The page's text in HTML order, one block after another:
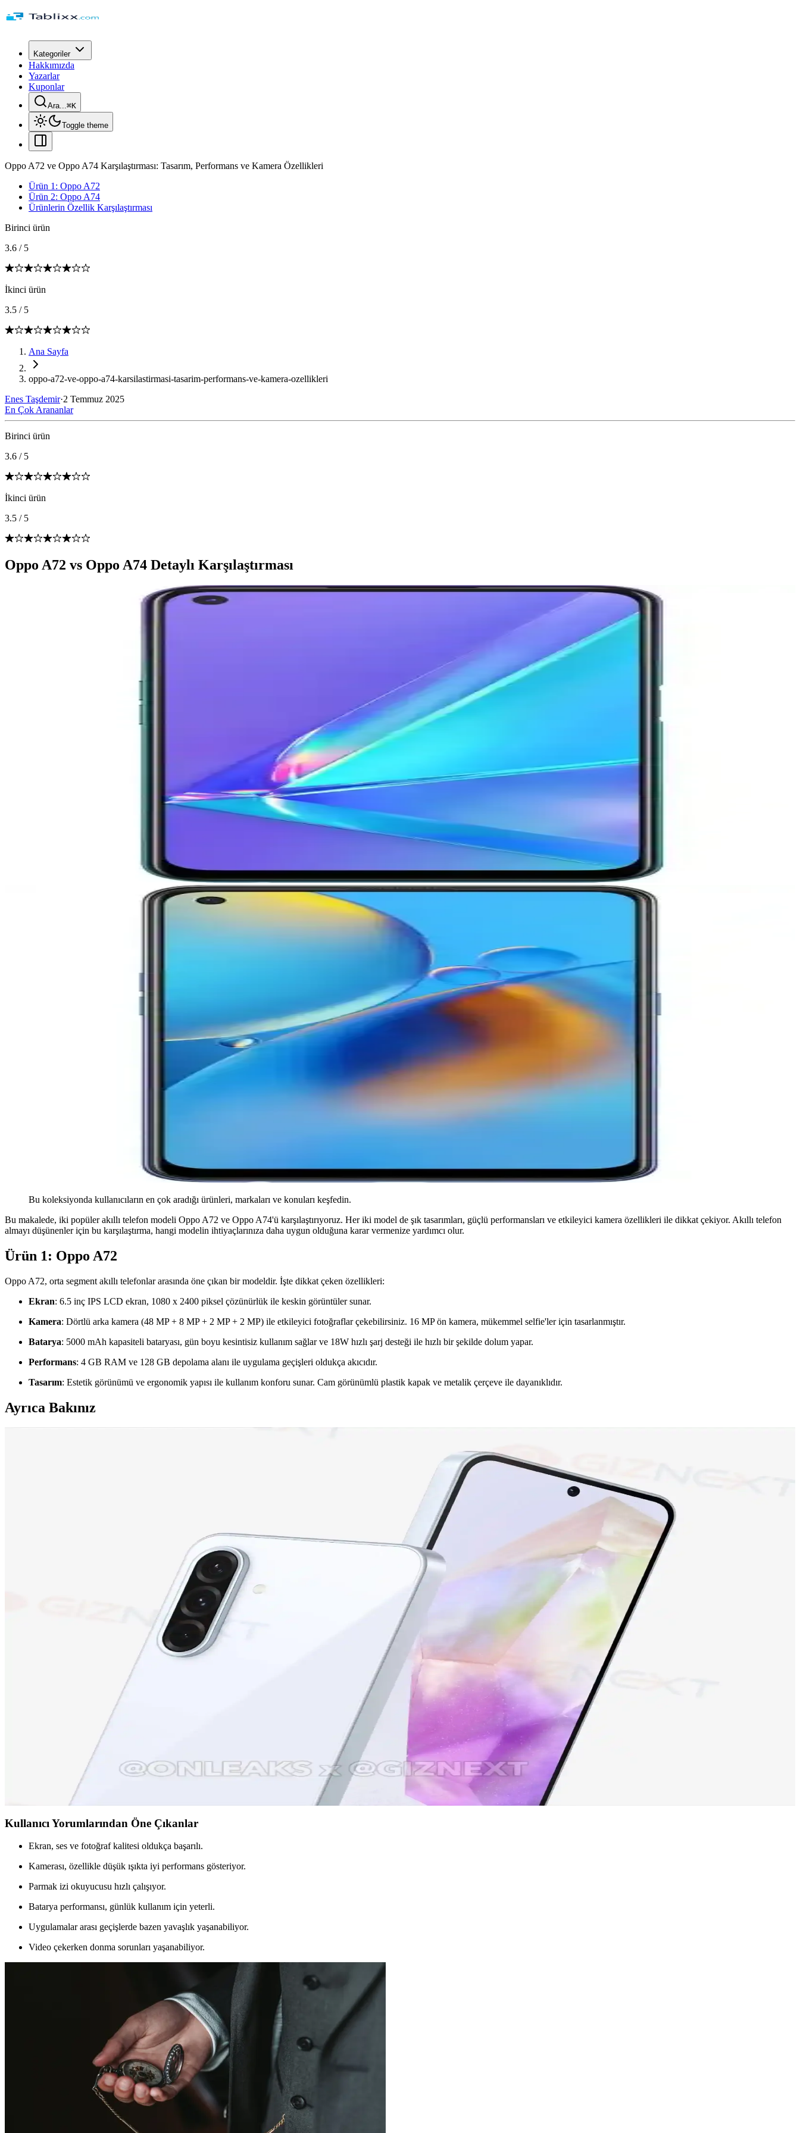
Kategoriler
Hakkımızda
Yazarlar
Kuponlar
Ara...⌘K
Toggle theme
Oppo A72 ve Oppo A74 Karşılaştırması: Tasarım, Performans ve Kamera Özellikleri
Ürün 1: Oppo A72
Ürün 2: Oppo A74
Ürünlerin Özellik Karşılaştırması
Birinci ürün
3.6 / 5
İkinci ürün
3.5 / 5
Ana Sayfa
oppo-a72-ve-oppo-a74-karsilastirmasi-tasarim-performans-ve-kamera-ozellikleri
Enes Taşdemir·2 Temmuz 2025
En Çok Arananlar
Birinci ürün
3.6 / 5
İkinci ürün
3.5 / 5
Oppo A72 vs Oppo A74 Detaylı Karşılaştırması
Bu koleksiyonda kullanıcıların en çok aradığı ürünleri, markaları ve konuları keşfedin.
Bu makalede, iki popüler akıllı telefon modeli Oppo A72 ve Oppo A74'ü karşılaştırıyoruz. Her iki model de şık tasarımları, güçlü performansları ve etkileyici kamera özellikleri ile dikkat çekiyor. Akıllı telefon
almayı düşünenler için bu karşılaştırma, hangi modelin ihtiyaçlarınıza daha uygun olduğuna karar vermenize yardımcı olur.
Ürün 1: Oppo A72
Oppo A72, orta segment akıllı telefonlar arasında öne çıkan bir modeldir. İşte dikkat çeken özellikleri:
Ekran: 6.5 inç IPS LCD ekran, 1080 x 2400 piksel çözünürlük ile keskin görüntüler sunar.
Kamera: Dörtlü arka kamera (48 MP + 8 MP + 2 MP + 2 MP) ile etkileyici fotoğraflar çekebilirsiniz. 16 MP ön kamera, mükemmel selfie'ler için tasarlanmıştır.
Batarya: 5000 mAh kapasiteli bataryası, gün boyu kesintisiz kullanım sağlar ve 18W hızlı şarj desteği ile hızlı bir şekilde dolum yapar.
Performans: 4 GB RAM ve 128 GB depolama alanı ile uygulama geçişleri oldukça akıcıdır.
Tasarım: Estetik görünümü ve ergonomik yapısı ile kullanım konforu sunar. Cam görünümlü plastik kapak ve metalik çerçeve ile dayanıklıdır.
Ayrıca Bakınız
Neo dizüstü bilgisayar ve iPhone 17 arasındaki fiyat farkı, teknik özellikler, miniaturizasyon zorlukları, üretim maliyetleri ve Apple'ın pazar stratejileriyle şekilleniyor. Bu farkın detayları inceleniyor.
İki popüler iPhone modeli olan iPhone 17 ve iPhone 15 Plus'ın ekran, kamera, batarya ve depolama özellikleri karşılaştırılıyor, kullanıcı yorumlarıyla performans değerlendirmeleri sunuluyor.
Samsung Galaxy M13 İncelemesi: Ekonomik Fiyatlı ve Gelişmiş Özelliklere Sahip Akıllı Telefon
Samsung Galaxy M13, uygun fiyatıyla dikkat çeken, geniş ekranı, güçlü bataryası ve gelişmiş kamerasıyla günlük kullanım için ideal bir akıllı telefon seçeneğidir.
Tecno Camon 19 Neo ve Tecno Spark 10 Karşılaştırması: Hangi Telefon Sizin İçin Uygun
Tecno Camon 19 Neo ve Tecno Spark 10'un özellikleri, kullanıcı yorumları ve karşılaştırmasıyla, ihtiyaçlarınıza en uygun telefonu seçebilirsiniz.
Samsung Galaxy S24 Ultra: Yüksek Performans ve Gelişmiş Kamera Özellikleriyle Yenilikçi Akıllı Telefon
Samsung Galaxy S24 Ultra, üstün kamera, yüksek performans ve dayanıklı tasarımıyla öne çıkan en yeni akıllı telefon modeli. Detaylar ve özellikler için inceleyin.
Samsung Galaxy S23 FE: Yüksek Performans ve Uygun Fiyatlı Akıllı Telefon Seçenekleri
Samsung Galaxy S23 FE, yüksek performans, gelişmiş kamera ve şık tasarımıyla uygun fiyatlı yeni nesil akıllı telefon. Günlük kullanım ve profesyonel fotoğrafçılık için ideal seçenek.
iPhone 15 Pro ve Yeni Nesil Teknolojiler: Tasarım, Performans ve Yenilikler
iPhone 15 Pro, gelişmiş ekran, güçlü işlemci ve yenilikçi kamera özellikleriyle öne çıkıyor. Tasarım ve performans açısından yeni standartlar belirleyen bu model, teknolojideki son trendleri yansıtıyor.
Samsung Galaxy A36 Özellikleri ve Kullanıcı Deneyimleri Analizi
Samsung Galaxy A36, güçlü ekran, iyi kamera ve uzun pil ömrüyle dikkat çeken uygun fiyatlı akıllı telefon. Güncel özellikleri ve kullanıcı deneyimleri detaylarıyla inceleniyor.
Kullanıcı Yorumlarından Öne Çıkanlar
Ekran, ses ve fotoğraf kalitesi oldukça başarılı.
Kamerası, özellikle düşük ışıkta iyi performans gösteriyor.
Parmak izi okuyucusu hızlı çalışıyor.
Batarya performansı, günlük kullanım için yeterli.
Uygulamalar arası geçişlerde bazen yavaşlık yaşanabiliyor.
Video çekerken donma sorunları yaşanabiliyor.